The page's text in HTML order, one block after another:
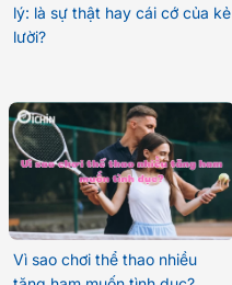
lý: là sự thật hay cái cớ của kẻ
lười?
Vì sao chơi thể thao nhiều